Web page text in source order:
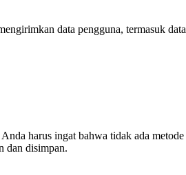
data pengguna, termasuk
harus ingat bahwa tidak ada
dan disimpan.